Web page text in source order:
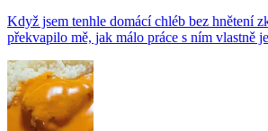
Když jsem tenhle domácí chléb bez hnětení
překvapilo mě, jak málo práce s ním vlastně